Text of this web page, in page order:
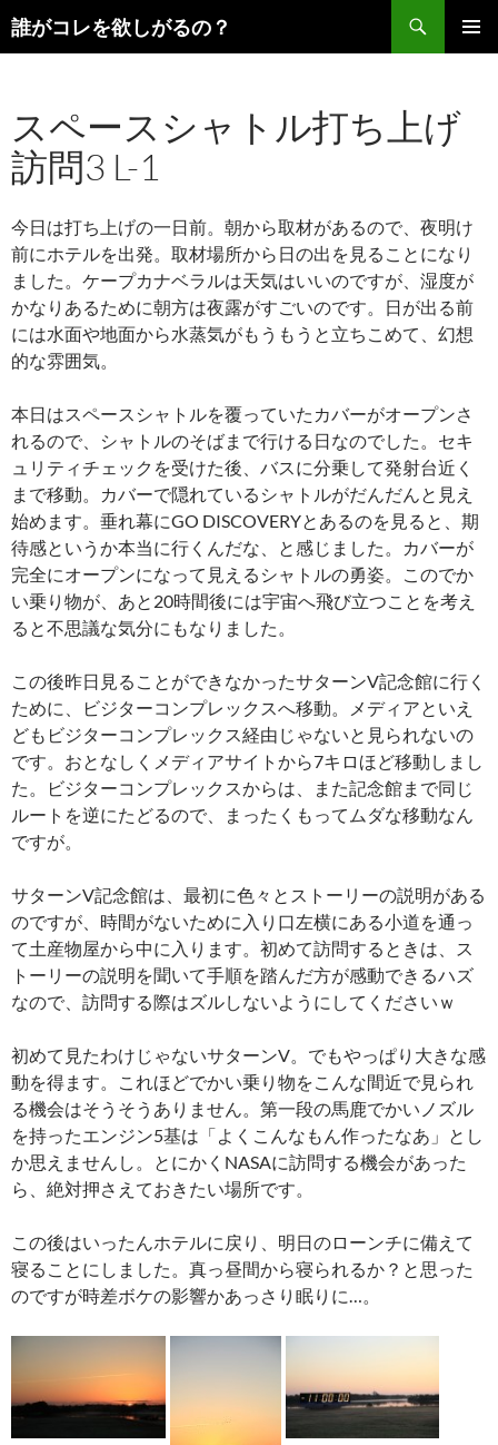
コ
ン
へ
ス
ッ
プ
誰がコレを欲しがるの？
検
索
スペースシャトル打ち上げ
訪問3 L-1
今日は打ち上げの一日前。朝から取材があるので、夜明け
前にホテルを出発。取材場所から日の出を見ることになり
ました。ケープカナベラルは天気はいいのですが、湿度が
かなりあるために朝方は夜露がすごいのです。日が出る前
には水面や地面から水蒸気がもうもうと立ちこめて、幻想
的な雰囲気。
本日はスペースシャトルを覆っていたカバーがオープンさ
れるので、シャトルのそばまで行ける日なのでした。セキ
ュリティチェックを受けた後、バスに分乗して発射台近く
まで移動。カバーで隠れているシャトルがだんだんと見え
始めます。垂れ幕にGO DISCOVERYとあるのを見ると、期
待感というか本当に行くんだな、と感じました。カバーが
完全にオープンになって見えるシャトルの勇姿。このでか
い乗り物が、あと20時間後には宇宙へ飛び立つことを考え
ると不思議な気分にもなりました。
この後昨日見ることができなかったサターンV記念館に行く
ために、ビジターコンプレックスへ移動。メディアといえ
どもビジターコンプレックス経由じゃないと見られないの
です。おとなしくメディアサイトから7キロほど移動しまし
た。ビジターコンプレックスからは、また記念館まで同じ
ルートを逆にたどるので、まったくもってムダな移動なん
ですが。
サターンV記念館は、最初に色々とストーリーの説明がある
のですが、時間がないために入り口左横にある小道を通っ
て土産物屋から中に入ります。初めて訪問するときは、ス
トーリーの説明を聞いて手順を踏んだ方が感動できるハズ
なので、訪問する際はズルしないようにしてくださいｗ
初めて見たわけじゃないサターンV。でもやっぱり大きな感
動を得ます。これほどでかい乗り物をこんな間近で見られ
る機会はそうそうありません。第一段の馬鹿でかいノズル
を持ったエンジン5基は「よくこんなもん作ったなあ」とし
か思えませんし。とにかくNASAに訪問する機会があった
ら、絶対押さえておきたい場所です。
この後はいったんホテルに戻り、明日のローンチに備えて
寝ることにしました。真っ昼間から寝られるか？と思った
のですが時差ボケの影響かあっさり眠りに…。